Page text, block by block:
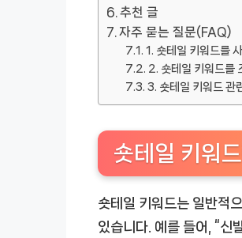
추천 글
자주 묻는 질문(FAQ)
1. 숏테일 키워드를
2. 숏테일 키워드를
3. 숏테일 키워드 관
숏테일 키워
숏테일 키워드는 일반적
있습니다. 예를 들어, “신